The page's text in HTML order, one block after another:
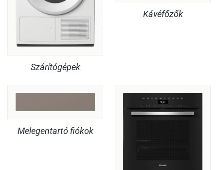
Szárítógépek
Kávéfőzők
Melegentartó fiókok